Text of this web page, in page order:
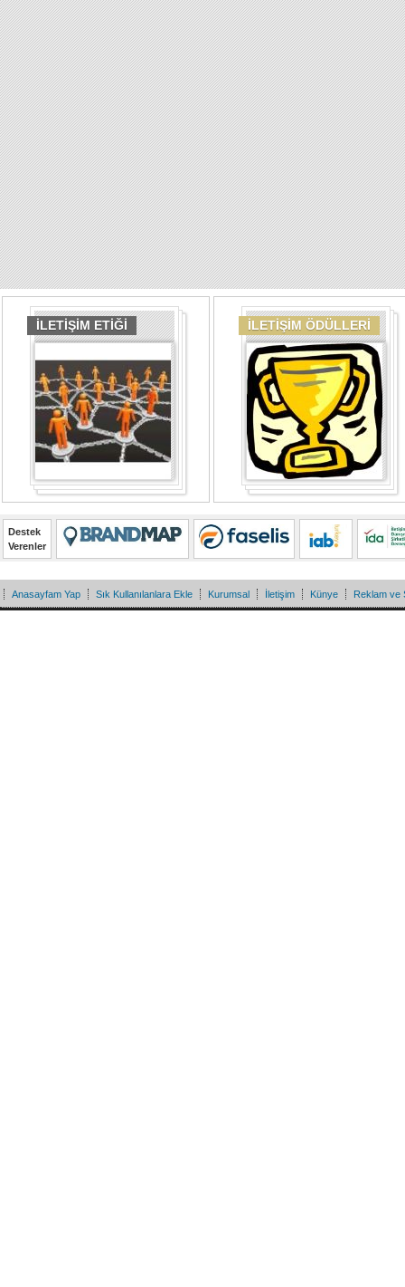
İLETİŞİM ETİĞİ İLETİŞİM ÖDÜLLERİ
Destek
Verenler
Anasayfam Yap Sık Kullanılanlara Ekle Kurumsal İletişim Künye Reklam ve